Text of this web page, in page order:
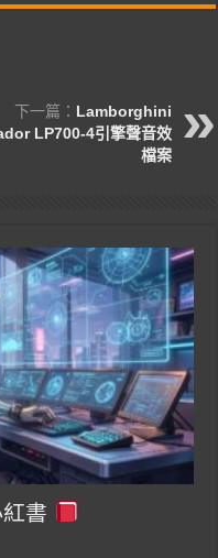
下一篇： Lamborghini
LP700-4引擎聲音效
檔案
書